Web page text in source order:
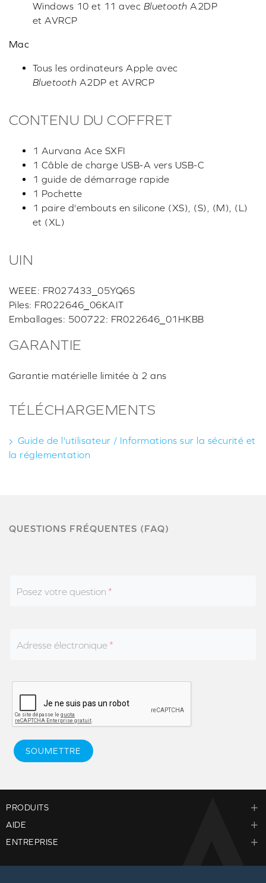
Windows 10 et 11 avec Bluetooth A2DP
et AVRCP
Mac
Tous les ordinateurs Apple avec
Bluetooth A2DP et AVRCP
CONTENU DU COFFRET
1 Aurvana Ace SXFI
1 Câble de charge USB-A vers USB-C
1 guide de démarrage rapide
1 Pochette
1 paire d'embouts en silicone (XS), (S), (M), (L)
et (XL)
UIN
WEEE: FR027433_05YQ6S
Piles: FR022646_06KAIT
Emballages: 500722: FR022646_01HKBB
GARANTIE
Garantie matérielle limitée à 2 ans
TÉLÉCHARGEMENTS
Guide de l'utilisateur / Informations sur la sécurité et
la réglementation
QUESTIONS FRÉQUENTES (FAQ)
Posez votre question
Adresse électronique
SOUMETTRE
PRODUITS
AIDE
ENTREPRISE